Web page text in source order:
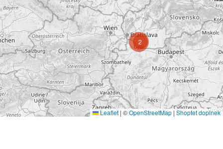
2
Leaflet | ©OpenStreetMap | Shoptet doplnek